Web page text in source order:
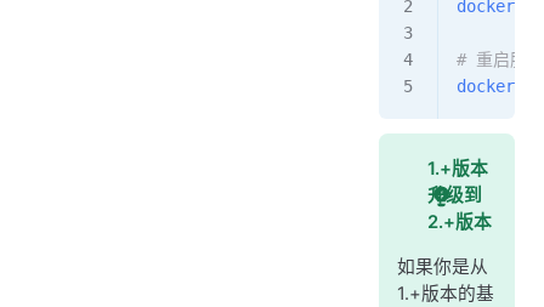
docker-
# 重启服务
docker-
1.+版本
升级到
2.+版本
如果你是从
1.+版本的基